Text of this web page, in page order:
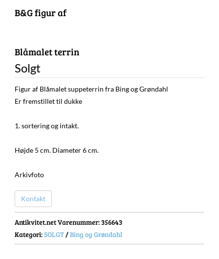
B&G figur af
Blåmalet terrin
Solgt
Figur af Blåmalet suppeterrin fra Bing og Grøndahl
Er fremstillet til dukke
1. sortering og intakt.
Højde 5 cm. Diameter 6 cm.
Arkivfoto
Kontakt
Antikvitet.net Varenummer: 356643
Kategori:SOLGT /Bing og Grøndahl